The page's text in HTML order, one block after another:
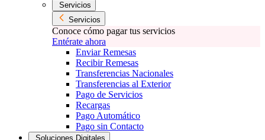
Servicios
Servicios
Conoce cómo pagar tus servicios
Entérate ahora
Enviar Remesas
Recibir Remesas
Transferencias Nacionales
Transferencias al Exterior
Pago de Servicios
Recargas
Pago Automático
Pago sin Contacto
Soluciones Digitales